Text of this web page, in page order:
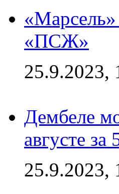
«Марсель»
«ПСЖ»
25.9.2023,
Дембеле
августе
25.9.2023,